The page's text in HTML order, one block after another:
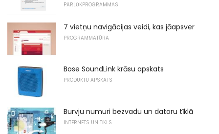
PĀRLŪKPROGRAMMAS
7 vietņu navigācijas veidi, kas jāapsver
PROGRAMMATŪRA
Bose SoundLink krāsu apskats
PRODUKTU APSKATS
Burvju numuri bezvadu un datoru tīklā
INTERNETS UN TĪKLS